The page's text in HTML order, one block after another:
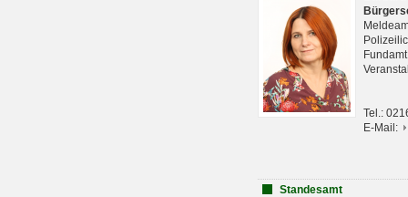
Tel.:
E-Mail:
Standesamt